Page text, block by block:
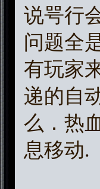
说咢行
问题全
有玩家
递的自
么．热
息移动.